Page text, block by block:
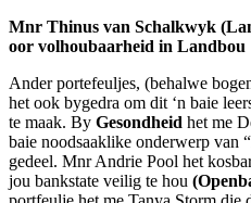
Mnr Thinus van Schalkwyk
oor volhoubaarheid in Landbou
Ander portefeuljes, (behalwe
het ook bygedra om dit ‘n baie
te maak. By Gesondheid het me
baie noodsaaklike onderwerp van
gedeel. Mnr Andrie Pool het
jou bankstate veilig te hou